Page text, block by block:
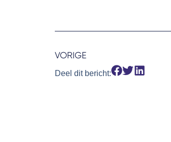
VORIGE
Deel dit bericht: